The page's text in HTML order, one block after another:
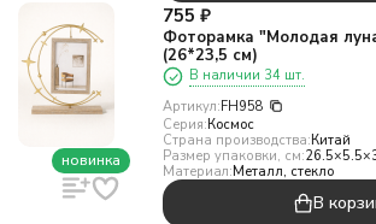
новинка
755 ₽
Фоторамка "Молодая
(26*23,5 см)
В наличии 34 шт.
Артикул:FH958
Серия:Космос
Страна производства:Китай
Размер упаковки, см:
Материал:Металл, стекло
В